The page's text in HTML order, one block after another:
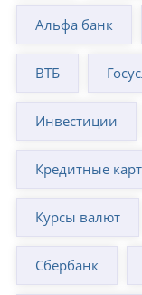
Альфа банк
ВТБ
Инвестиции
Кредитные
Курсы валют
Сбербанк